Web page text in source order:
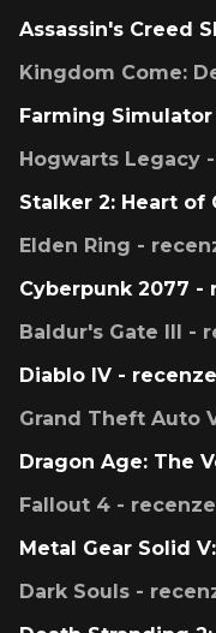
Assassin's Creed
Kingdom Come:
Farming
Hogwarts Legacy
Stalker 2: Heart of
Elden Ring -
Cyberpunk 2077 -
Baldur's Gate III -
Diablo IV - recenze
Grand Theft Auto
Dragon Age: The
Fallout 4 - recenze
Metal Gear Solid
Dark Souls -